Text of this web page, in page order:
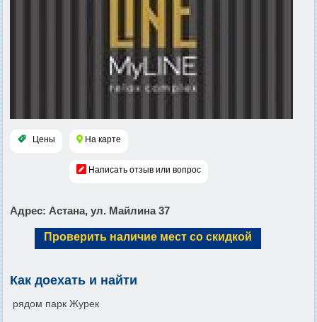
Цены На карте
Написать отзыв или вопрос
Адрес: Астана, ул. Майлина 37
Проверить наличие мест со скидкой
Как доехать и найти
рядом парк Журек